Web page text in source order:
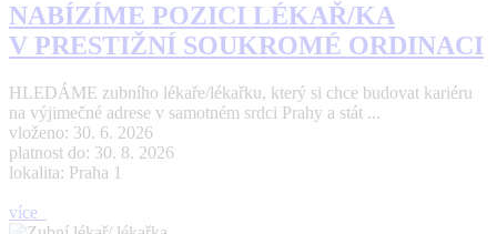
NABÍZÍME POZICI LÉKAŘ/KA
V PRESTIŽNÍ SOUKROMÉ ORDINACI
HLEDÁME zubního lékaře/lékařku, který si chce budovat kariéru
na výjimečné adrese v samotném srdci Prahy a stát ...
vloženo: 30. 6. 2026
platnost do: 30. 8. 2026
lokalita: Praha 1
více